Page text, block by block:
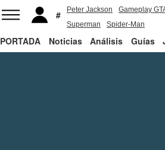
Peter Jackson
Gameplay
Superman
Spider-Man
PORTADA Noticias Análisis Guías